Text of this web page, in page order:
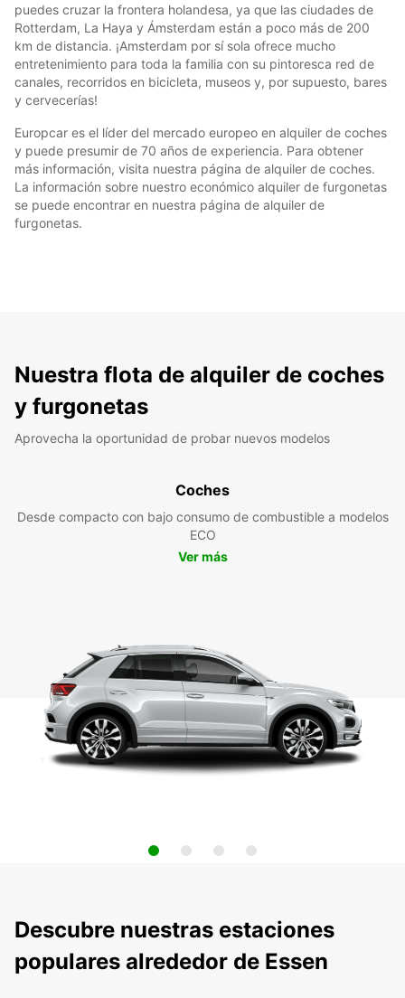
puedes cruzar la frontera holandesa, ya que las ciudades de
Rotterdam, La Haya y Ámsterdam están a poco más de 200
km de distancia. ¡Amsterdam por sí sola ofrece mucho
entretenimiento para toda la familia con su pintoresca red de
canales, recorridos en bicicleta, museos y, por supuesto, bares
y cervecerías!
Europcar es el líder del mercado europeo en alquiler de coches
y puede presumir de 70 años de experiencia. Para obtener
más información, visita nuestra página de alquiler de coches.
La información sobre nuestro económico alquiler de furgonetas
se puede encontrar en nuestra página de alquiler de
furgonetas.
Nuestra flota de alquiler de coches
y furgonetas
Aprovecha la oportunidad de probar nuevos modelos
Coches
Desde compacto con bajo consumo de combustible a modelos
ECO
Ver más
Descubre nuestras estaciones
populares alrededor de Essen